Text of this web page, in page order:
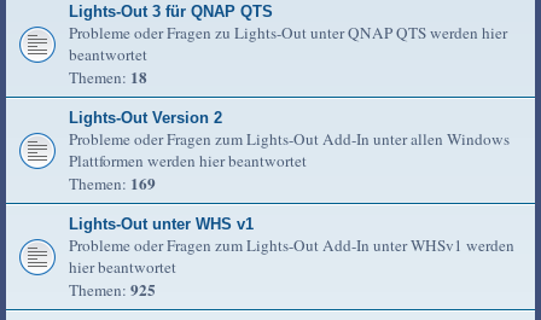
Lights-Out 3 für QNAP QTS
Probleme oder Fragen zu Lights-Out unter QNAP QTS werden hier
beantwortet
Themen: 18
Lights-Out Version 2
Probleme oder Fragen zum Lights-Out Add-In unter allen Windows
Plattformen werden hier beantwortet
Themen: 169
Lights-Out unter WHS v1
Probleme oder Fragen zum Lights-Out Add-In unter WHSv1 werden
hier beantwortet
Themen: 925